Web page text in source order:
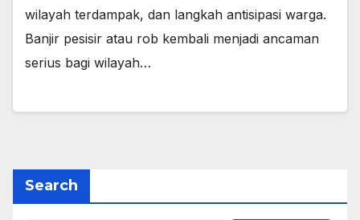
wilayah terdampak, dan langkah antisipasi warga.
Banjir pesisir atau rob kembali menjadi ancaman
serius bagi wilayah…
Search